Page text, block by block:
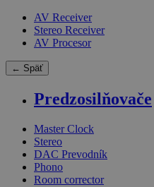
AV Receiver
Stereo Receiver
AV Procesor
← Späť
Predzosilňovače
Master Clock
Stereo
DAC Prevodník
Phono
Room corrector